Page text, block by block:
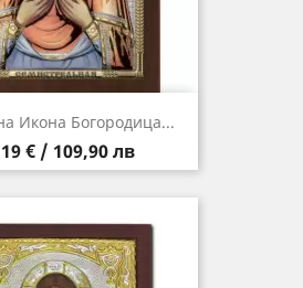
Икона Богородица...
€ / 109,90 лв